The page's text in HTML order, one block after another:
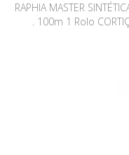
RAPHIA MASTER
. 100m 1 Rolo